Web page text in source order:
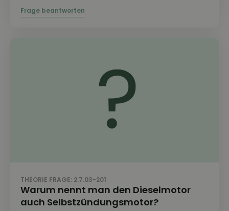
THEORIE FRAGE: 2.7.03-201
Warum nennt man den Dieselmotor
auch Selbstzündungsmotor?